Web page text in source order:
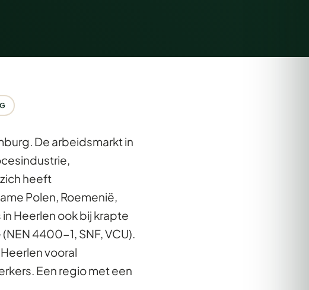
De arbeidsmarkt in
heeft
Polen, Roemenië,
Heerlen ook bij krapte
4400-1, SNF, VCU).
vooral
Een regio met een